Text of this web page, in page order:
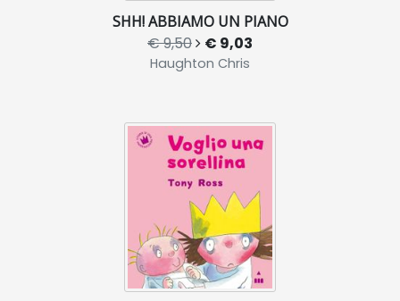
SHH! ABBIAMO UN PIANO
€ 9,50 € 9,03
Haughton Chris